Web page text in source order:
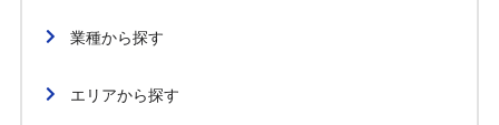
業種から探す
エリアから探す